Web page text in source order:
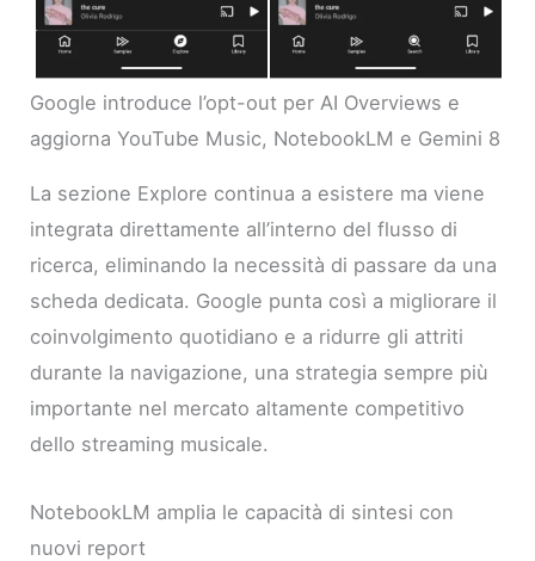
Google introduce l’opt-out per AI Overviews e
aggiorna YouTube Music, NotebookLM e Gemini 8
La sezione Explore continua a esistere ma viene
integrata direttamente all’interno del flusso di
ricerca, eliminando la necessità di passare da una
scheda dedicata. Google punta così a migliorare il
coinvolgimento quotidiano e a ridurre gli attriti
durante la navigazione, una strategia sempre più
importante nel mercato altamente competitivo
dello streaming musicale.
NotebookLM amplia le capacità di sintesi con
nuovi report